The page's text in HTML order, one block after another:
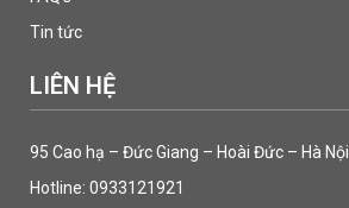
Tin tức
LIÊN HỆ
95 Cao hạ – Đức Giang – Hoài Đức – Hà Nội
Hotline: 0933121921